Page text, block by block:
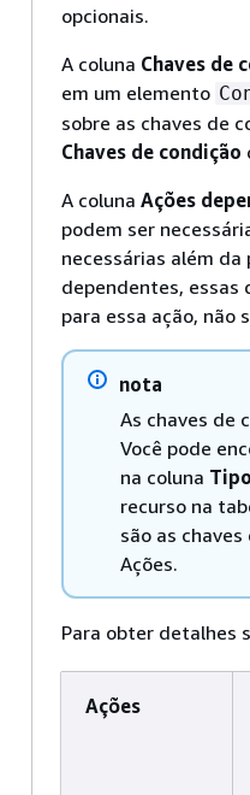
opcionais.
A coluna Chaves de
em um elemento
sobre as chaves de
Chaves de condição
A coluna Ações
podem ser
necessárias além da
dependentes, essas
para essa ação, não
nota
As chaves de
Você pode
na coluna
recurso na
são as
Ações.
Para obter detalhes
Ações